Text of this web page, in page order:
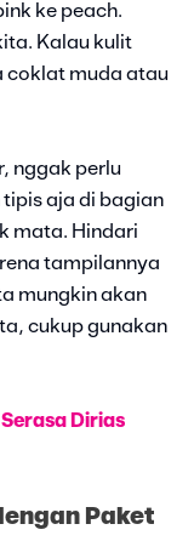
ke peach.
Kalau kulit
coklat muda atau
nggak perlu
aja di bagian
mata. Hindari
tampilannya
mungkin akan
cukup gunakan
Dirias
Paket